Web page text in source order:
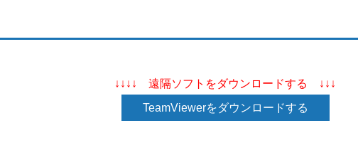
↓↓↓↓ 遠隔ソフトをダウンロードする ↓↓↓
TeamViewerをダウンロードする